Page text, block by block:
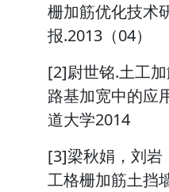
栅加筋优化技术
报.2013（04）
[2]尉世铭.土工
路基加宽中的应
道大学2014
[3]梁秋娟，刘岩
工格栅加筋土挡